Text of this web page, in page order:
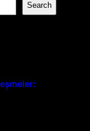
Search